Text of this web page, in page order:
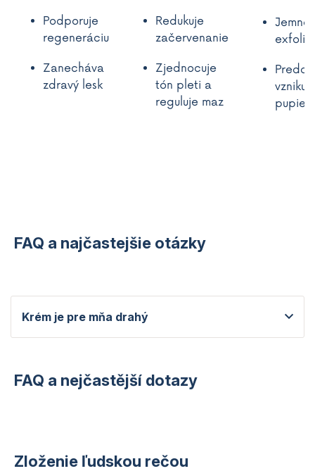
Podporuje
regeneráciu
Zanecháva
zdravý lesk
Redukuje
začervenanie
Zjednocuje
tón pleti a
reguluje maz
Jemne
vzniku
FAQ a najčastejšie otázky
Krém je pre mňa drahý
FAQ a nejčastější dotazy
Zloženie ľudskou rečou